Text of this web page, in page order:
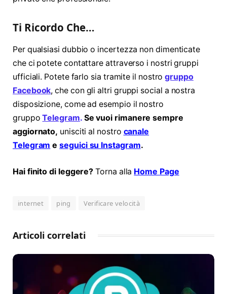
Ti Ricordo Che…
Per qualsiasi dubbio o incertezza non dimenticate
che ci potete contattare attraverso i nostri gruppi
ufficiali. Potete farlo sia tramite il nostrogruppo
Facebook, che con gli altri gruppi social a nostra
disposizione, come ad esempio il nostro
gruppoTelegram.Se vuoi rimanere sempre
aggiornato, unisciti al nostro canale
Telegram eseguici su Instagram.
Hai finito di leggere?Torna alla Home Page
internet ping Verificare velocità
Articoli correlati